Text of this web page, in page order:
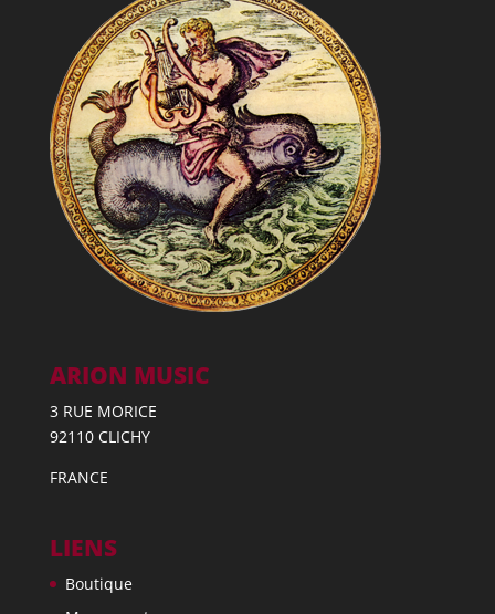
ARION MUSIC
3 RUE MORICE
92110 CLICHY
FRANCE
LIENS
Boutique